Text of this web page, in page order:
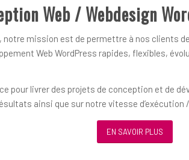
Web / Webdesign
notre mission est de permettre à nos clients
Web WordPress rapides, flexibles,
pour livrer des projets de conception et de
ainsi que sur notre vitesse d’exécution
EN SAVOIR PLUS